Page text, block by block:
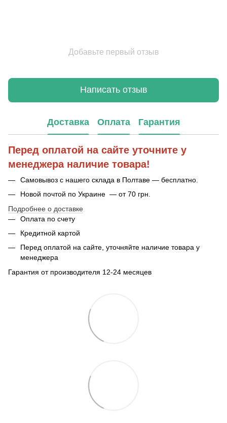
Добавьте первый отзыв
Написать отзыв
Доставка Оплата Гарантия
Перед оплатой на сайте уточните у
менеджера наличие товара!
Самовывоз с нашего склада в Полтаве — бесплатно.
Новой почтой по Украине — от 70 грн.
Подробнее о доставке
Оплата по счету
Кредитной картой
Перед оплатой на сайте, уточняйте наличие товара у
менеджера
Гарантия от производителя 12-24 месяцев